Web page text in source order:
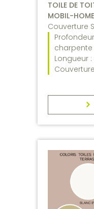
TOILE DE
MOBIL-HOME
Couverture
charpente
Longueur :